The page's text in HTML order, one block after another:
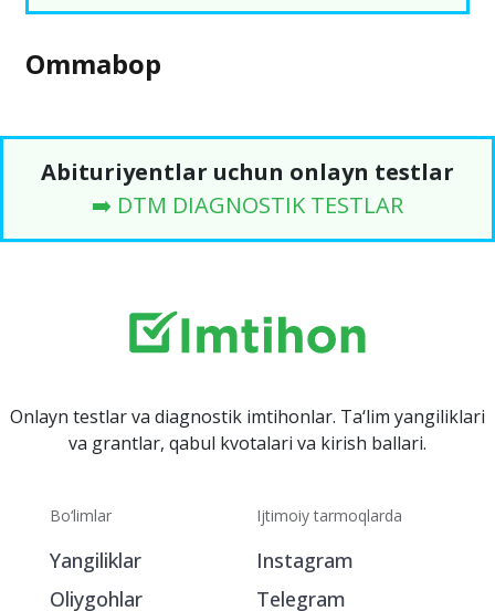
Ommabop
Abituriyentlar uchun onlayn testlar
➡️ DTM DIAGNOSTIK TESTLAR
Onlayn testlar va diagnostik imtihonlar. Ta‘lim yangiliklari
va grantlar, qabul kvotalari va kirish ballari.
Bo‘limlar
Yangiliklar
Oliygohlar
Ijtimoiy tarmoqlarda
Instagram
Telegram